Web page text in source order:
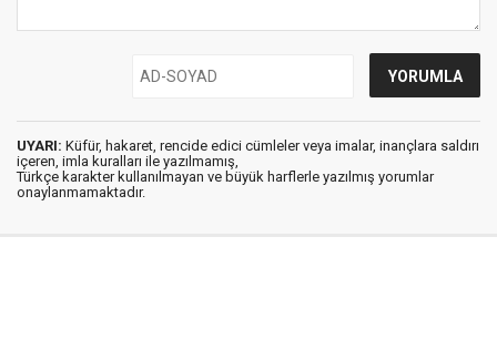
UYARI: Küfür, hakaret, rencide edici cümleler veya imalar, inançlara saldırı
içeren, imla kuralları ile yazılmamış,
Türkçe karakter kullanılmayan ve büyük harflerle yazılmış yorumlar
onaylanmamaktadır.